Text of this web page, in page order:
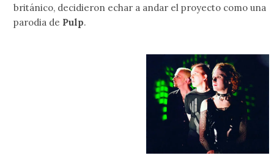
británico, decidieron echar a andar el proyecto como una
parodia de Pulp.